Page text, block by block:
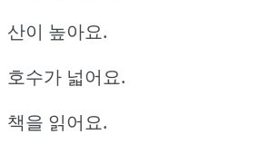
산이 높아요.
호수가 넓어요.
책을 읽어요.